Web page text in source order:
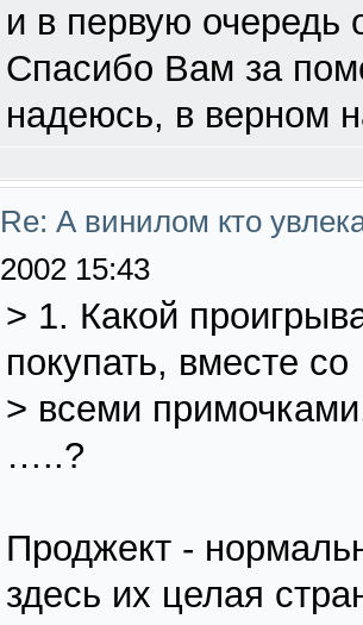
и в первую очередь
Спасибо Вам за
надеюсь, в верном
Re: А винилом кто
2002 15:43
> 1. Какой
покупать, вместе со
> всеми
…..?
Проджект -
здесь их целая